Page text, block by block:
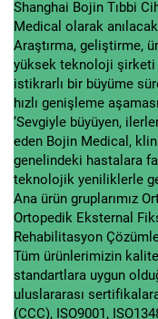
Shanghai Bojin Tıbbi
Medical olarak
Araştırma, geliştirme,
yüksek teknoloji şirketi
istikrarlı bir büyüme
hızlı genişleme
‘Sevgiyle büyüyen,
eden Bojin Medical,
genelindeki hastalara
teknolojik yeniliklerle
Ana ürün gruplarımız
Ortopedik Eksternal
Rehabilitasyon
Tüm ürünlerimizin
standartlara uygun
uluslararası
(CCC), ISO9001,